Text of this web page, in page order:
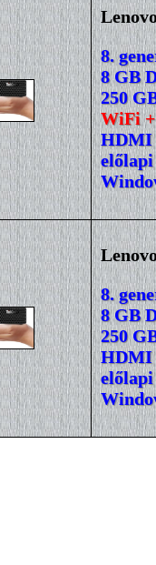
8.
8 GB
250
WiFi
HDMI
előlapi
8.
8 GB
250
HDMI
előlapi